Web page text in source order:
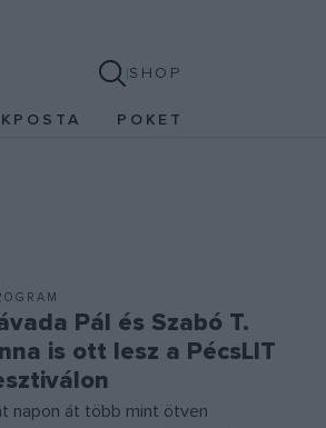
SHOP
POKET
Pál és Szabó T.
is ott lesz a PécsLIT
napon át több mint ötven